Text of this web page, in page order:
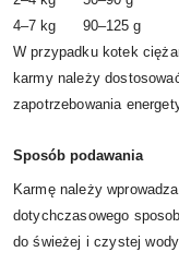
4–7 kg
90–125 g
W przypadku kotek
karmy należy
zapotrzebowania
Sposób podawania
Karmę należy
dotychczasowego
do świeżej i czystej